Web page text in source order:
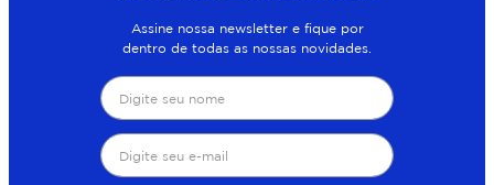
Assine nossa newsletter e fique por
dentro de todas as nossas novidades.